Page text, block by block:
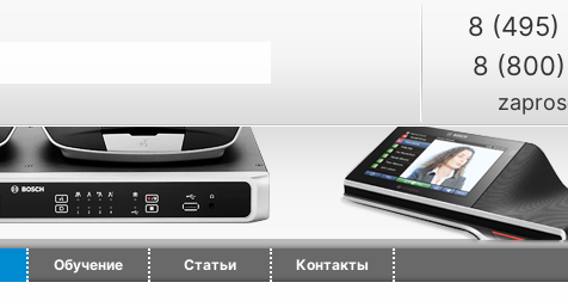
8 (495)
8
Обучение Статьи Контакты